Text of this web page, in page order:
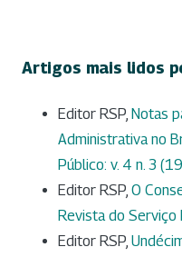
Artigos mais lidos
Editor RSP, Notas
Administrativa no
Público: v. 4 n. 3
Editor RSP, O
Revista do Serviço
Editor RSP,